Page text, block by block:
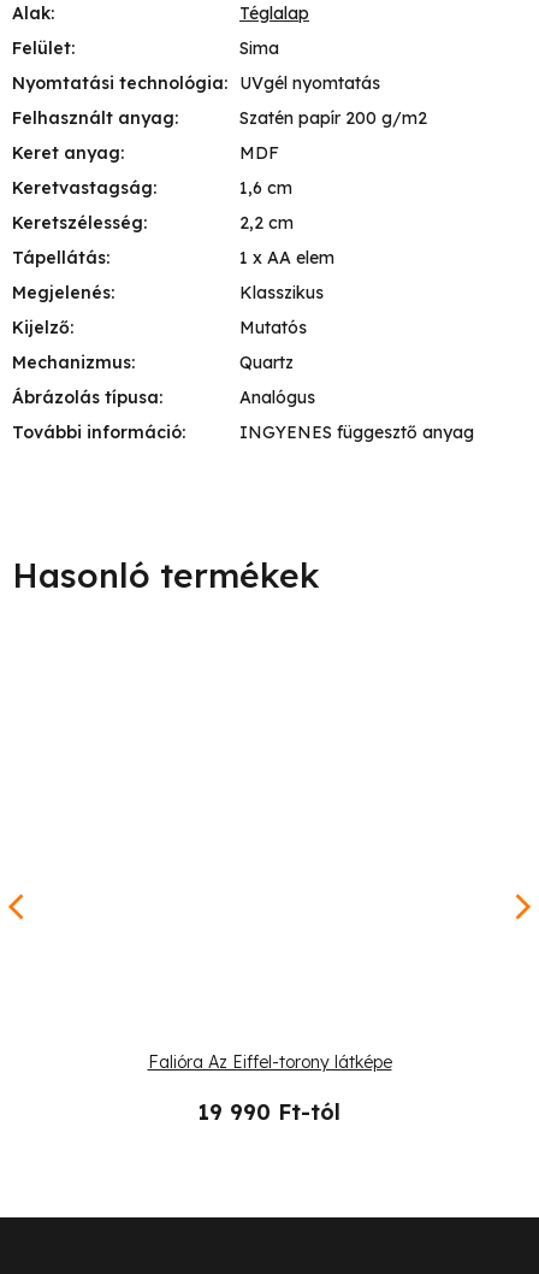
Alak:
Téglalap
Felület:
Sima
Nyomtatási technológia:
UVgél nyomtatás
Felhasznált anyag:
Szatén papír 200 g/m2
Keret anyag:
MDF
Keretvastagság:
1,6 cm
Keretszélesség:
2,2 cm
Tápellátás:
1 x AA elem
Megjelenés:
Klasszikus
Kijelző:
Mutatós
Mechanizmus:
Quartz
Ábrázolás típusa:
Analógus
További információ: INGYENES függesztő anyag
Falióra Az Eiffel-torony látképe
19 990 Ft-tól